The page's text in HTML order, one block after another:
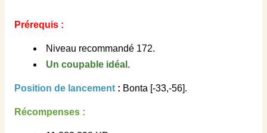
Prérequis :
Niveau recommandé 172.
Un coupable idéal.
Position de lancement : Bonta [-33,-56].
Récompenses :